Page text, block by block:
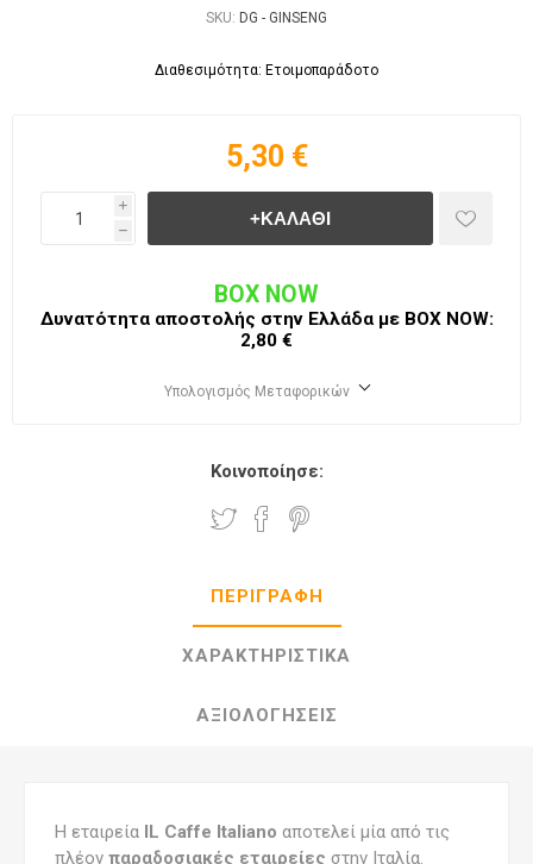
SKU: DG - GINSENG
Διαθεσιμότητα: Ετοιμοπαράδοτο
5,30 €
i
h
BOX NOW
Δυνατότητα αποστολής στην Ελλάδα με BΟΧ ΝOW:
2,80 €
Υπολογισμός Μεταφορικών
Κοινοποίησε:
ΠΕΡΙΓΡΑΦΉ
ΧΑΡΑΚΤΗΡΙΣΤΙΚΆ
ΑΞΙΟΛΟΓΉΣΕΙΣ
Η εταιρεία IL Caffe Italiano αποτελεί μία από τις
πλέον παραδοσιακές εταιρείες στην Ιταλία.